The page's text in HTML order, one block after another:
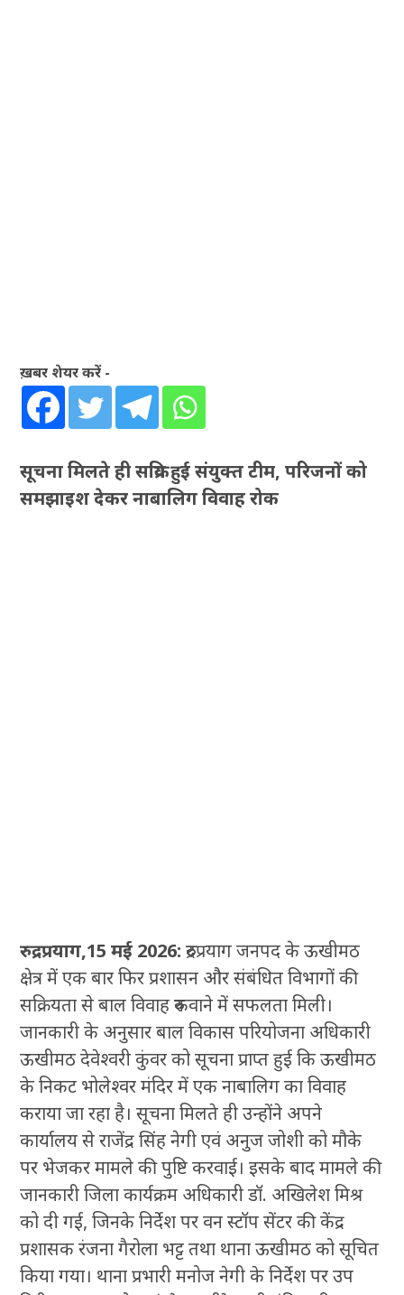
ख़बर शेयर करें -
सूचना मिलते ही सक्रिय हुई संयुक्त टीम, परिजनों को
समझाइश देकर नाबालिग विवाह रोक
रुद्रप्रयाग,15 मई 2026: रुद्रप्रयाग जनपद के ऊखीमठ
क्षेत्र में एक बार फिर प्रशासन और संबंधित विभागों की
सक्रियता से बाल विवाह रुकवाने में सफलता मिली।
जानकारी के अनुसार बाल विकास परियोजना अधिकारी
ऊखीमठ देवेश्वरी कुंवर को सूचना प्राप्त हुई कि ऊखीमठ
के निकट भोलेश्वर मंदिर में एक नाबालिग का विवाह
कराया जा रहा है। सूचना मिलते ही उन्होंने अपने
कार्यालय से राजेंद्र सिंह नेगी एवं अनुज जोशी को मौके
पर भेजकर मामले की पुष्टि करवाई। इसके बाद मामले की
जानकारी जिला कार्यक्रम अधिकारी डॉ. अखिलेश मिश्र
को दी गई, जिनके निर्देश पर वन स्टॉप सेंटर की केंद्र
प्रशासक रंजना गैरोला भट्ट तथा थाना ऊखीमठ को सूचित
किया गया। थाना प्रभारी मनोज नेगी के निर्देश पर उप